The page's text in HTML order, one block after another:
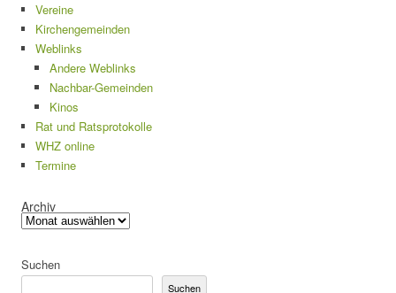
Vereine
Kirchengemeinden
Weblinks
Andere Weblinks
Nachbar-Gemeinden
Kinos
Rat und Ratsprotokolle
WHZ online
Termine
Archiv
Suchen
Suchen